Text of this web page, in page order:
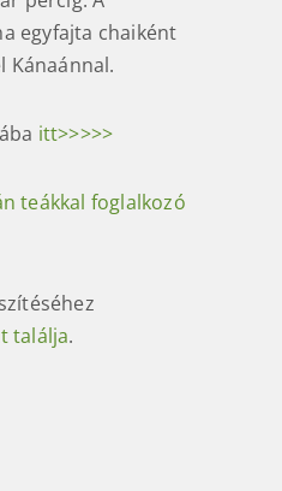
egyfajta chaiként
Kánaánnal.
itt>>>>>
teákkal foglalkozó
találja.